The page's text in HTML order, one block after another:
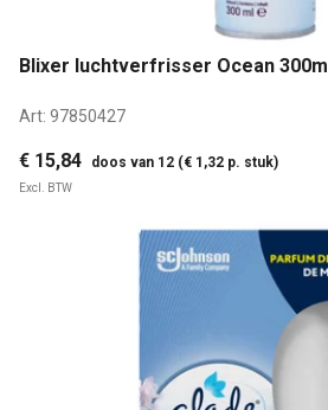
Blixer luchtverfrisser Ocean 300ml
Art: 97850427
€ 15,84 doos van 12 (€ 1,32 p. stuk)
Excl. BTW